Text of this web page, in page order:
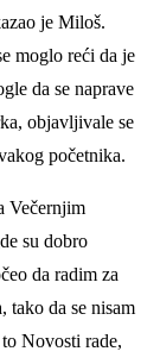
je Miloš.
moglo reći da je
da se naprave
objavljivale se
početnika.
Večernjim
su dobro
da radim za
da se nisam
Novosti rade,